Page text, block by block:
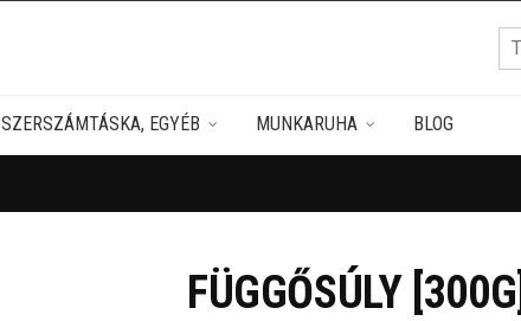
SZERSZÁMTÁSKA, EGYÉB MUNKARUHA BLOG
FÜGGŐSÚLY [300G]